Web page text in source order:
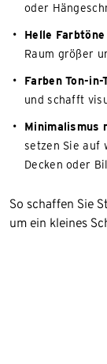
oder
Helle
Raum größer
Farben Ton-in-
und schafft
Minimalismus
setzen Sie auf
Decken oder
So schaffen Sie
um ein kleines